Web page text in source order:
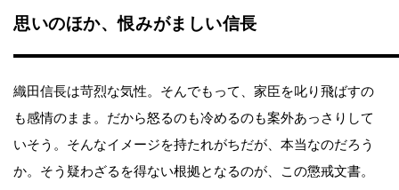
思いのほか、恨みがましい信長
織田信長は苛烈な気性。そんでもって、家臣を叱り飛ばすの
も感情のまま。だから怒るのも冷めるのも案外あっさりして
いそう。そんなイメージを持たれがちだが、本当なのだろう
か。そう疑わざるを得ない根拠となるのが、この懲戒文書。